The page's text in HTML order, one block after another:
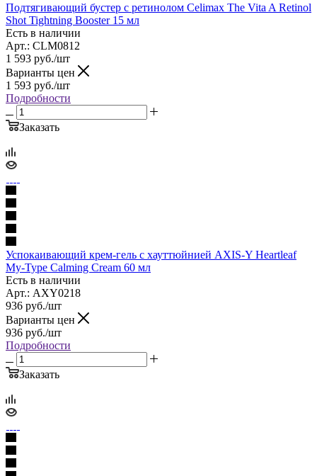
Подтягивающий бустер с ретинолом Celimax The Vita A Retinol
Shot Tightning Booster 15 мл
Есть в наличии
Арт.: CLM0812
1 593 руб./шт
Варианты цен
1 593 руб./шт
Подробности
Заказать
Успокаивающий крем-гель с хауттюйнией AXIS-Y Heartleaf
My-Type Calming Cream 60 мл
Есть в наличии
Арт.: AXY0218
936 руб./шт
Варианты цен
936 руб./шт
Подробности
Заказать